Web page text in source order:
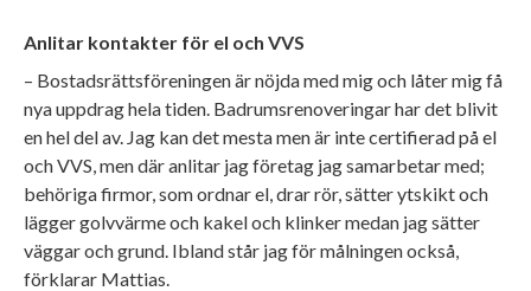
Anlitar kontakter för el och VVS
– Bostadsrättsföreningen är nöjda med mig och låter mig få
nya uppdrag hela tiden. Badrumsrenoveringar har det blivit
en hel del av. Jag kan det mesta men är inte certifierad på el
och VVS, men där anlitar jag företag jag samarbetar med;
behöriga firmor, som ordnar el, drar rör, sätter ytskikt och
lägger golvvärme och kakel och klinker medan jag sätter
väggar och grund. Ibland står jag för målningen också,
förklarar Mattias.